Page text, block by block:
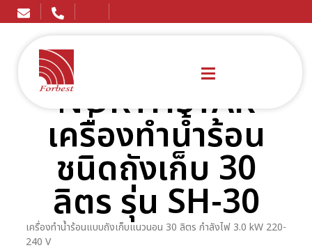
NORTHSTAR
เครื่องทำน้ำร้อน
ชนิดถังเก็บ 30
ลิตร รุ่น SH-30
เครื่องทำน้ำร้อนแบบถังเก็บแนวนอน 30 ลิตร กำลังไฟ 3.0 kW 220-
240 V